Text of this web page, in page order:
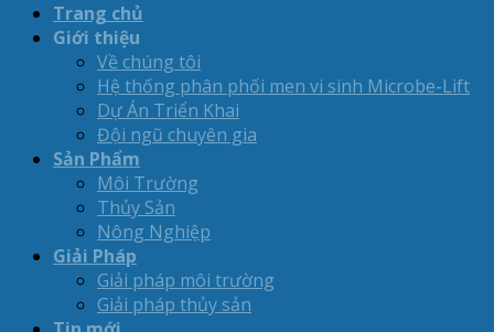
Trang chủ
Giới thiệu
Về chúng tôi
Hệ thống phân phối men vi sinh Microbe-Lift
Dự Án Triển Khai
Đội ngũ chuyên gia
Sản Phẩm
Môi Trường
Thủy Sản
Nông Nghiệp
Giải Pháp
Giải pháp môi trường
Giải pháp thủy sản